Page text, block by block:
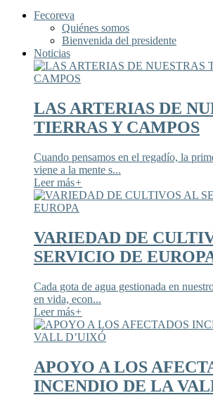
Fecoreva
Quiénes somos
Bienvenida del presidente
Noticias
LAS ARTERIAS DE
TIERRAS Y CAMPOS
Cuando pensamos en el regadío, la
viene a la mente s...
Leer más+
VARIEDAD DE
SERVICIO DE
Cada gota de agua gestionada en
en vida, econ...
Leer más+
APOYO A LOS
INCENDIO DE LA